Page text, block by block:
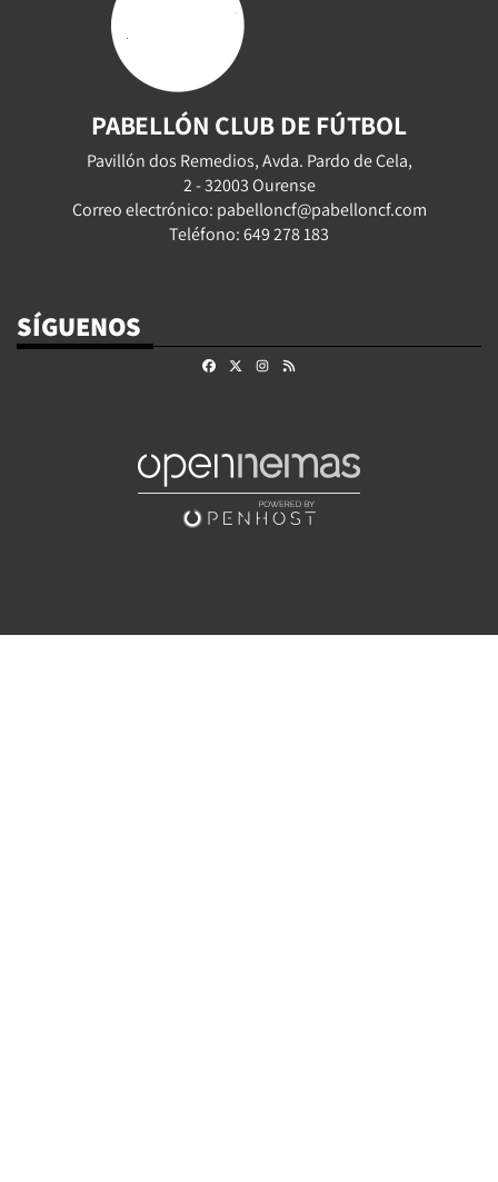
PABELLÓN CLUB DE FÚTBOL
Pavillón dos Remedios, Avda. Pardo de Cela,
2 - 32003 Ourense
Correo electrónico: pabelloncf@pabelloncf.com
Teléfono: 649 278 183
SÍGUENOS
FacebookInstagram